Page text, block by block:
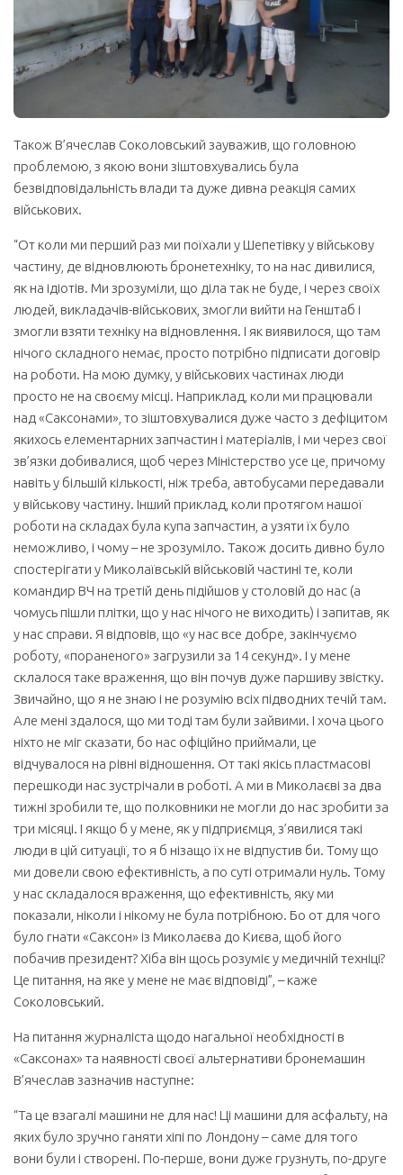
Також В’ячеслав Соколовський зауважив, що головною
проблемою, з якою вони зіштовхувались була
безвідповідальність влади та дуже дивна реакція самих
військових.
“От коли ми перший раз ми поїхали у Шепетівку у військову
частину, де відновлюють бронетехніку, то на нас дивилися,
як на ідіотів. Ми зрозуміли, що діла так не буде, і через своїх
людей, викладачів-військових, змогли вийти на Генштаб і
змогли взяти техніку на відновлення. І як виявилося, що там
нічого складного немає, просто потрібно підписати договір
на роботи. На мою думку, у військових частинах люди
просто не на своєму місці. Наприклад, коли ми працювали
над «Саксонами», то зіштовхувалися дуже часто з дефіцитом
якихось елементарних запчастин і матеріалів, і ми через свої
зв’язки добивалися, щоб через Міністерство усе це, причому
навіть у більшій кількості, ніж треба, автобусами передавали
у військову частину. Інший приклад, коли протягом нашої
роботи на складах була купа запчастин, а узяти їх було
неможливо, і чому – не зрозуміло. Також досить дивно було
спостерігати у Миколаївській військовій частині те, коли
командир ВЧ на третій день підійшов у столовій до нас (а
чомусь пішли плітки, що у нас нічого не виходить) і запитав, як
у нас справи. Я відповів, що «у нас все добре, закінчуємо
роботу, «пораненого» загрузили за 14 секунд». І у мене
склалося таке враження, що він почув дуже паршиву звістку.
Звичайно, що я не знаю і не розумію всіх підводних течій там.
Але мені здалося, що ми тоді там були зайвими. І хоча цього
ніхто не міг сказати, бо нас офіційно приймали, це
відчувалося на рівні відношення. От такі якісь пластмасові
перешкоди нас зустрічали в роботі. А ми в Миколаєві за два
тижні зробили те, що полковники не могли до нас зробити за
три місяці. І якщо б у мене, як у підприємця, з’явилися такі
люди в цій ситуації, то я б нізащо їх не відпустив би. Тому що
ми довели свою ефективність, а по суті отримали нуль. Тому
у нас складалося враження, що ефективність, яку ми
показали, ніколи і нікому не була потрібною. Бо от для чого
було гнати «Саксон» із Миколаєва до Києва, щоб його
побачив президент? Хіба він щось розуміє у медичній техніці?
Це питання, на яке у мене не має відповіді”, – каже
Соколовський.
На питання журналіста щодо нагальної необхідності в
«Саксонах» та наявності своєї альтернативи бронемашин
В’ячеслав зазначив наступне:
“Та це взагалі машини не для нас! Ці машини для асфальту, на
яких було зручно ганяти хіпі по Лондону – саме для того
вони були і створені. По-перше, вони дуже грузнуть, по-друге